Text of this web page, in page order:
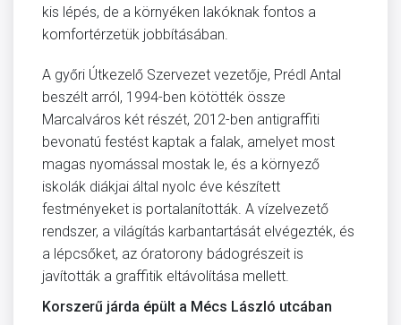
kis lépés, de a környéken lakóknak fontos a
komfortérzetük jobbításában.
A győri Útkezelő Szervezet vezetője, Prédl Antal
beszélt arról, 1994-ben kötötték össze
Marcalváros két részét, 2012-ben antigraffiti
bevonatú festést kaptak a falak, amelyet most
magas nyomással mostak le, és a környező
iskolák diákjai által nyolc éve készített
festményeket is portalanították. A vízelvezető
rendszer, a világítás karbantartását elvégezték, és
a lépcsőket, az óratorony bádogrészeit is
javították a graffitik eltávolítása mellett.
Korszerű járda épült a Mécs László utcában